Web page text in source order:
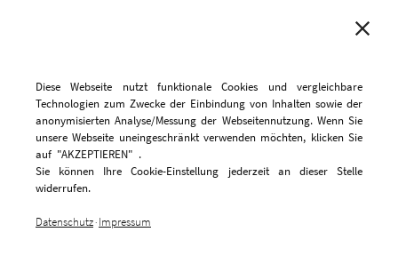
Diese Webseite nutzt funktionale Cookies und vergleichbare
Technologien zum Zwecke der Einbindung von Inhalten sowie der
anonymisierten Analyse/Messung der Webseitennutzung. Wenn Sie
unsere Webseite uneingeschränkt verwenden möchten, klicken Sie
auf "AKZEPTIEREN" .
Sie können Ihre Cookie-Einstellung jederzeit an dieser Stelle
widerrufen.
Datenschutz· Impressum
Was ist die
Telematikinfrastruktur?